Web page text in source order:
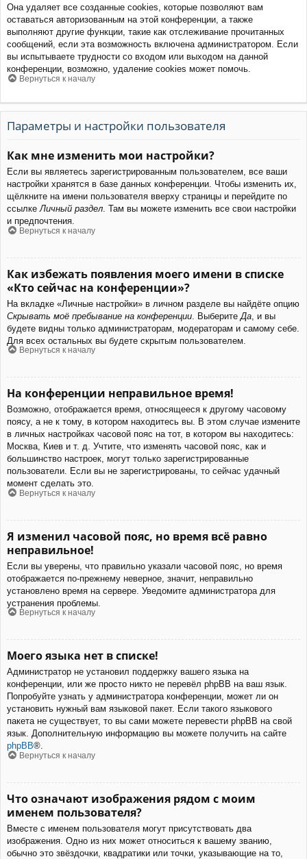
Она удаляет все созданные cookies, которые позволяют вам
оставаться авторизованным на этой конференции, а также
выполняют другие функции, такие как отслеживание прочитанных
сообщений, если эта возможность включена администратором. Если
вы испытываете трудности со входом или выходом на данной
конференции, возможно, удаление cookies может помочь.
Вернуться к началу
Параметры и настройки пользователя
Как мне изменить мои настройки?
Если вы являетесь зарегистрированным пользователем, все ваши
настройки хранятся в базе данных конференции. Чтобы изменить их,
щёлкните на имени пользователя вверху страницы и перейдите по
ссылкеЛичный раздел. Там вы можете изменить все свои настройки
и предпочтения.
Вернуться к началу
Как избежать появления моего имени в списке
«Кто сейчас на конференции»?
На вкладке «Личные настройки» в личном разделе вы найдёте опцию
Скрывать моё пребывание на конференции . Выберите Да , и вы
будете видны только администраторам, модераторам и самому себе.
Для всех остальных вы будете скрытым пользователем.
Вернуться к началу
На конференции неправильное время!
Возможно, отображается время, относящееся к другому часовому
поясу, а не к тому, в котором находитесь вы. В этом случае измените
в личных настройках часовой пояс на тот, в котором вы находитесь:
Москва, Киев и т. д. Учтите, что изменять часовой пояс, как и
большинство настроек, могут только зарегистрированные
пользователи. Если вы не зарегистрированы, то сейчас удачный
момент сделать это.
Вернуться к началу
Я изменил часовой пояс, но время всё равно
неправильное!
Если вы уверены, что правильно указали часовой пояс, но время
отображается по-прежнему неверное, значит, неправильно
установлено время на сервере. Уведомите администратора для
устранения проблемы.
Вернуться к началу
Моего языка нет в списке!
Администратор не установил поддержку вашего языка на
конференции, или же просто никто не перевёл phpBB на ваш язык.
Попробуйте узнать у администратора конференции, может ли он
установить нужный вам языковой пакет. Если такого языкового
пакета не существует, то вы сами можете перевести phpBB на свой
язык. Дополнительную информацию вы можете получить на сайте
phpBB®.
Вернуться к началу
Что означают изображения рядом с моим
именем пользователя?
Вместе с именем пользователя могут присутствовать два
изображения. Одно из них может относиться к вашему званию,
обычно это звёздочки, квадратики или точки, указывающие на то,